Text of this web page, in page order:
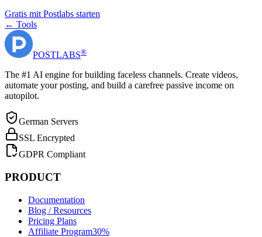
Gratis mit Postlabs starten
← Tools
POSTLABS®
The #1 AI engine for building faceless channels. Create videos,
automate your posting, and build a carefree passive income on
autopilot.
German Servers
SSL Encrypted
GDPR Compliant
PRODUCT
Documentation
Blog / Resources
Pricing Plans
Affiliate Program30%